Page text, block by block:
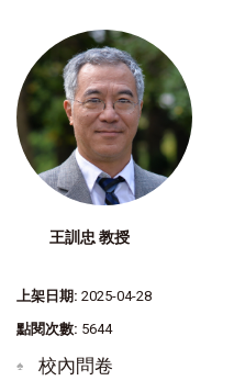
王訓忠 教授
上架日期: 2025-04-28
點閱次數: 5644
校內問卷